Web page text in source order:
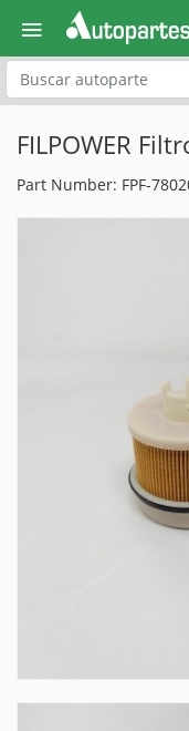
Explora
FILPOWER
Part Number: FPF-